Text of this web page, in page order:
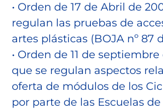
• Orden de 17 de Abril de
regulan las pruebas de
artes plásticas (BOJA nº 87
• Orden de 11 de
que se regulan aspectos
oferta de módulos de los
por parte de las Escuelas de